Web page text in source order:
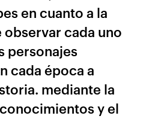
en cuanto a la
cada uno
personajes
cada época a
mediante la
y el